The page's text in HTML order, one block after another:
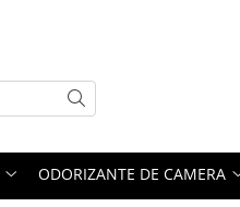
ODORIZANTE DE CAMERA